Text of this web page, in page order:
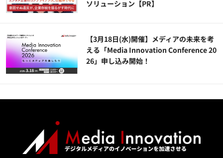
ソリューション​【PR】
【3月18日(水)開催】メディアの未来を考
える「Media Innovation Conference 20
26」申し込み開始！